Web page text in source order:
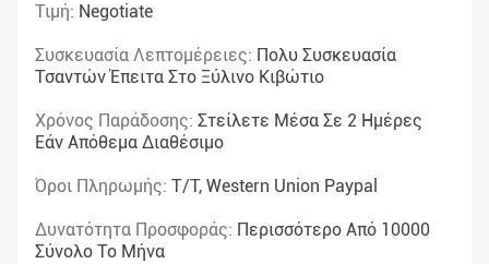
Τιμή: Negotiate
Συσκευασία Λεπτομέρειες: Πολυ Συσκευασία
Τσαντών Έπειτα Στο Ξύλινο Κιβώτιο
Χρόνος Παράδοσης: Στείλετε Μέσα Σε 2 Ημέρες
Εάν Απόθεμα Διαθέσιμο
Όροι Πληρωμής: T/T, Western Union Paypal
Δυνατότητα Προσφοράς: Περισσότερο Από 10000
Σύνολο Το Μήνα